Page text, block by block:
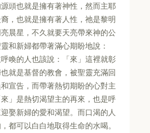
頭也就是擁有著神性，然而主耶
，也就是擁有著人性，祂是黎明
晨星，不久就要天亮帶來神的公
和新婦都帶著滿心期盼地說：
呼喚的人也該說：「來」這裡就彰
就是基督的教會，被聖靈充滿回
宣告，而帶著熱切期盼的心對主
」是熱切渴望主的再來，也是呼
娶新婦的愛和渴望。而口渴的人
都可以白白地取得生命的水喝。